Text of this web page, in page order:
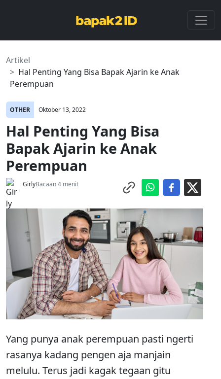
Artikel
Hal Penting Yang Bisa Bapak Ajarin ke Anak
Perempuan
OTHER Oktober 13, 2022
Hal Penting Yang Bisa
Bapak Ajarin ke Anak
Perempuan
GirlyBacaan 4 menit
Yang punya anak perempuan pasti ngerti
rasanya kadang pengen aja manjain
melulu. Terus jadi kagak tegaan gitu